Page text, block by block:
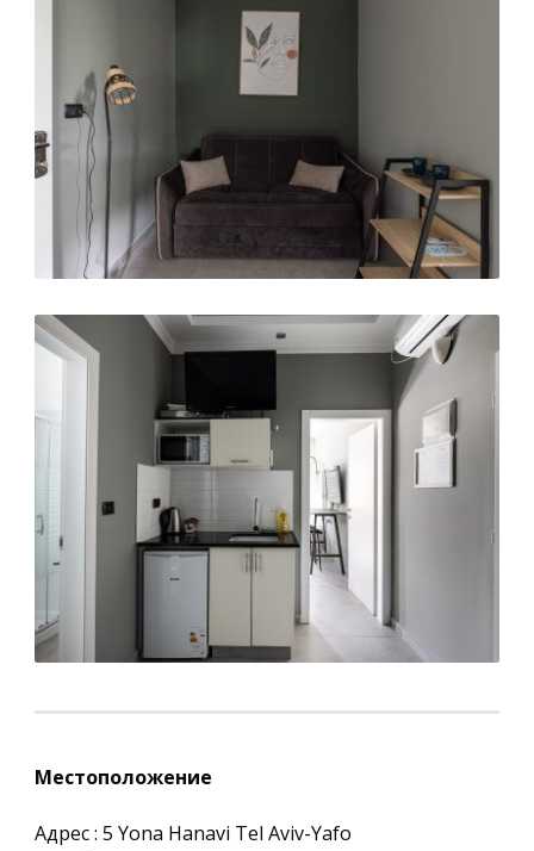
Местоположение
Адрес : 5 Yona Hanavi Tel Aviv-Yafo